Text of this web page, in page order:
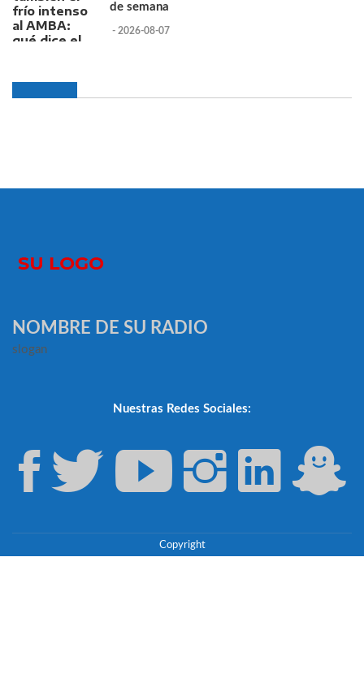
de semana
- 2026-08-07
NOMBRE DE SU RADIO
slogan
Nuestras Redes Sociales:
Copyright